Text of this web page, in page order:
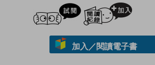
試閲
加入／閱讀電子書